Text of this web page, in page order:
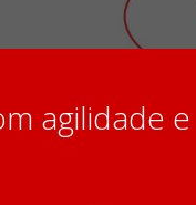
agilidade e